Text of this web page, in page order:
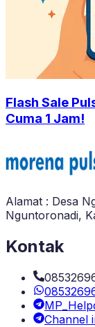
Flash Sale
Cuma 1 Jam!
Alamat : Desa
Nguntoronadi,
Kontak
Channel